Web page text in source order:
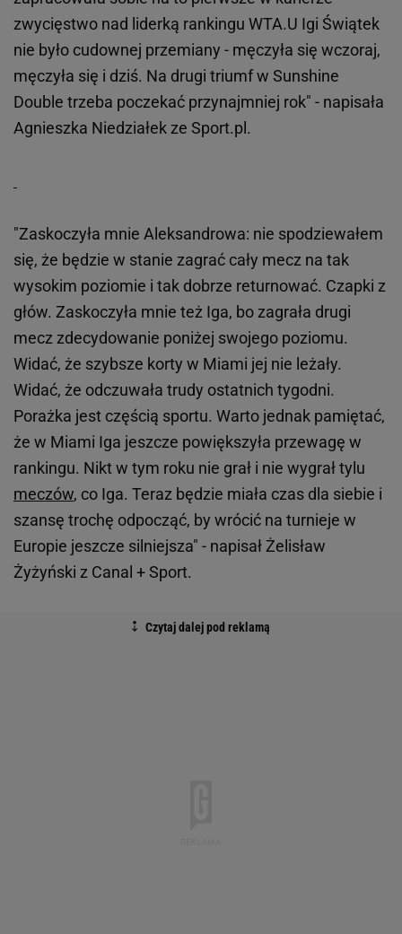
zwycięstwo nad liderką rankingu WTA.U Igi Świątek
nie było cudownej przemiany - męczyła się wczoraj,
męczyła się i dziś. Na drugi triumf w Sunshine
Double trzeba poczekać przynajmniej rok" - napisała
Agnieszka Niedziałek ze Sport.pl.
"Zaskoczyła mnie Aleksandrowa: nie spodziewałem
się, że będzie w stanie zagrać cały mecz na tak
wysokim poziomie i tak dobrze returnować. Czapki z
głów. Zaskoczyła mnie też Iga, bo zagrała drugi
mecz zdecydowanie poniżej swojego poziomu.
Widać, że szybsze korty w Miami jej nie leżały.
Widać, że odczuwała trudy ostatnich tygodni.
Porażka jest częścią sportu. Warto jednak pamiętać,
że w Miami Iga jeszcze powiększyła przewagę w
rankingu. Nikt w tym roku nie grał i nie wygrał tylu
meczów, co Iga. Teraz będzie miała czas dla siebie i
szansę trochę odpocząć, by wrócić na turnieje w
Europie jeszcze silniejsza" - napisał Żelisław
Żyżyński z Canal + Sport.